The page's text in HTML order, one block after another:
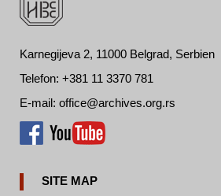
Karnegijeva 2, 11000 Belgrad, Serbien
Telefon: +381 11 3370 781
E-mail: office@archives.org.rs
SITE MAP